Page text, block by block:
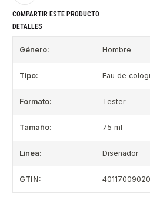
COMPARTIR ESTE PRODUCTO
DETALLES
Género: Hombre
Tipo: Eau de
Formato: Tester
Tamaño: 75 ml
Linea: Diseñador
GTIN: